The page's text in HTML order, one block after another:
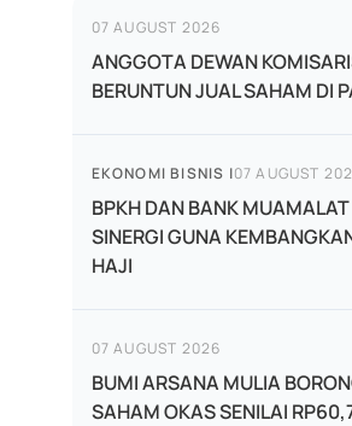
07 AUGUST 2026
ANGGOTA DEWAN
BERUNTUN JUAL SAHAM DI
EKONOMI BISNIS |07 AUGUST
BPKH DAN BANK
SINERGI GUNA
HAJI
07 AUGUST 2026
BUMI ARSANA MULIA
SAHAM OKAS SENILAI